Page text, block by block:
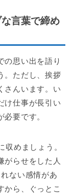
言葉で締め
の思い出を語り
。ただし、挨拶
さんいます。い
け仕事が長引い
要です。
めましょう。
がらせをした人
ない感情があ
から、ぐっとこ